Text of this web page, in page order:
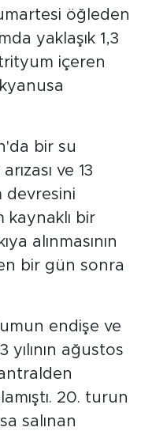
öğleden
yaklaşık 1,3
içeren
bir su
ve 13
devresini
kaynaklı bir
alınmasının
bir gün sonra
endişe ve
ağustos
20. turun
salınan